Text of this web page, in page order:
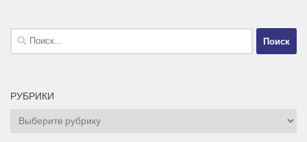
Найти:
РУБРИКИ
Рубрики